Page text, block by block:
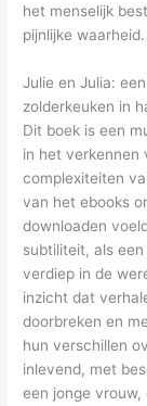
het menselijk
pijnlijke waarheid.
Julie en Julia:
zolderkeuken in
Dit boek is een
in het verkennen
complexiteiten
van het ebooks
downloaden
subtiliteit, als
verdiep in de
inzicht dat
doorbreken en
hun verschillen
inlevend, met
een jonge vrouw,